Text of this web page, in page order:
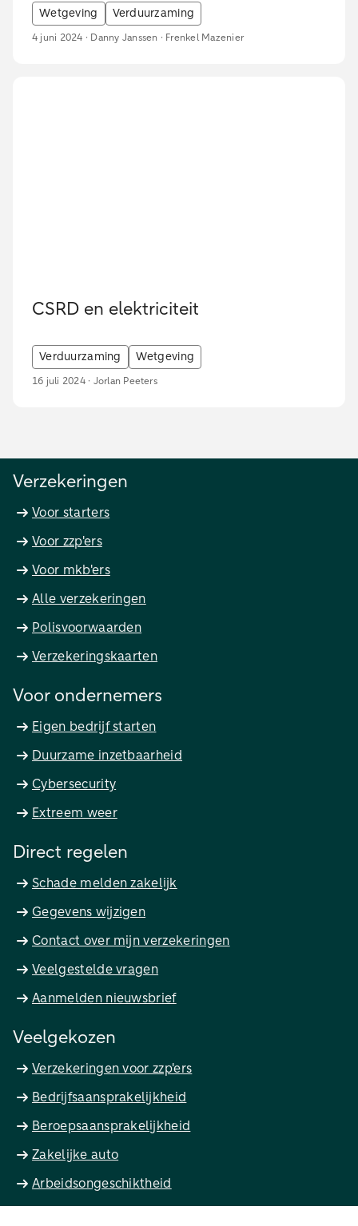
Wetgeving Verduurzaming
4 juni 2024 · Danny Janssen · Frenkel Mazenier
CSRD en elektriciteit
Verduurzaming Wetgeving
16 juli 2024 · Jorlan Peeters
Verzekeringen
Voor starters
Voor zzp'ers
Voor mkb'ers
Alle verzekeringen
Polisvoorwaarden
Verzekeringskaarten
Voor ondernemers
Eigen bedrijf starten
Duurzame inzetbaarheid
Cybersecurity
Extreem weer
Direct regelen
Schade melden zakelijk
Gegevens wijzigen
Contact over mijn verzekeringen
Veelgestelde vragen
Aanmelden nieuwsbrief
Veelgekozen
Verzekeringen voor zzp'ers
Bedrijfsaansprakelijkheid
Beroepsaansprakelijkheid
Zakelijke auto
Arbeidsongeschiktheid